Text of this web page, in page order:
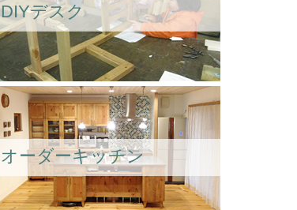
DIYデスク
オーダーキッチン